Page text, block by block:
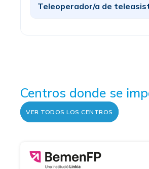
Teleoperador/a de
Centros donde se
VER TODOS LOS CENTROS